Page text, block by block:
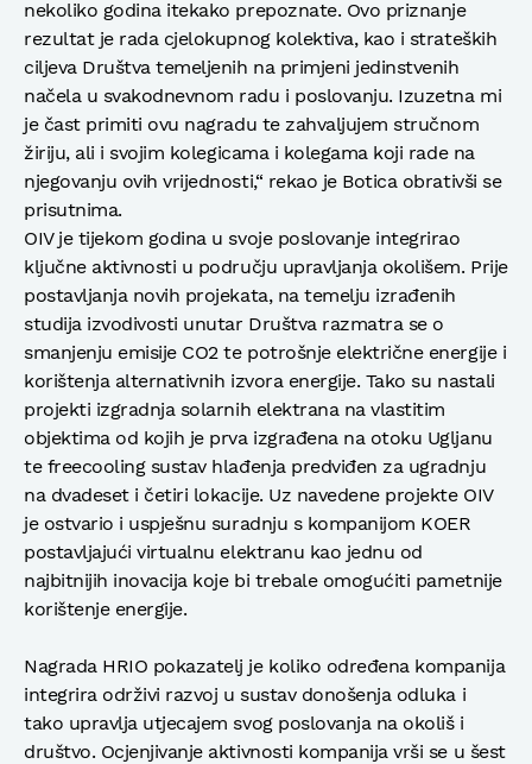
nekoliko godina itekako prepoznate. Ovo priznanje
rezultat je rada cjelokupnog kolektiva, kao i strateških
ciljeva Društva temeljenih na primjeni jedinstvenih
načela u svakodnevnom radu i poslovanju. Izuzetna mi
je čast primiti ovu nagradu te zahvaljujem stručnom
žiriju, ali i svojim kolegicama i kolegama koji rade na
njegovanju ovih vrijednosti,“ rekao je Botica obrativši se
prisutnima.
OIV je tijekom godina u svoje poslovanje integrirao
ključne aktivnosti u području upravljanja okolišem. Prije
postavljanja novih projekata, na temelju izrađenih
studija izvodivosti unutar Društva razmatra se o
smanjenju emisije CO2 te potrošnje električne energije i
korištenja alternativnih izvora energije. Tako su nastali
projekti izgradnja solarnih elektrana na vlastitim
objektima od kojih je prva izgrađena na otoku Ugljanu
te freecooling sustav hlađenja predviđen za ugradnju
na dvadeset i četiri lokacije. Uz navedene projekte OIV
je ostvario i uspješnu suradnju s kompanijom KOER
postavljajući virtualnu elektranu kao jednu od
najbitnijih inovacija koje bi trebale omogućiti pametnije
korištenje energije.
Nagrada HRIO pokazatelj je koliko određena kompanija
integrira održivi razvoj u sustav donošenja odluka i
tako upravlja utjecajem svog poslovanja na okoliš i
društvo. Ocjenjivanje aktivnosti kompanija vrši se u šest